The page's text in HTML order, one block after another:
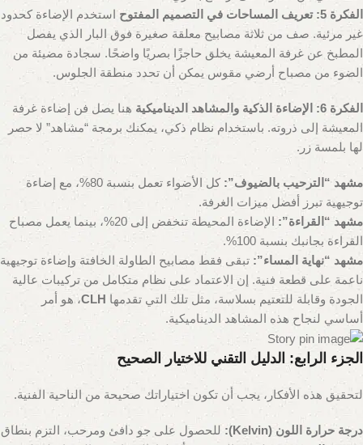
الفكرة 5: تعريف المساحات في التصميم المفتوح
استخدم الإضاءة كحدود
غير مرئية. صف من ثلاثة مصابيح معلقة صغيرة فوق البار الذي يفصل
المطبخ عن غرفة المعيشة يخلق حاجزًا بصريًا واضحًا. سجادة مضيئة من
الضوء من مصباح أرضي مقوس يمكن أن تحدد منطقة الجلوس.
الفكرة 6: الإضاءة الذكية والمشاهد الديناميكية
هنا يصل فن إضاءة غرفة
المعيشة إلى ذروته. باستخدام نظام ذكي، يمكنك برمجة “مشاهد” لا حصر
لها بلمسة زر.
مشهد “الترحيب بالضيوف”:
كل الأضواء تعمل بنسبة 80%، مع إضاءة
توجيهية تبرز أفضل ميزات الغرفة.
مشهد “القراءة”:
الإضاءة المحيطة تنخفض إلى 20%، بينما يعمل مصباح
القراءة بجانبك بنسبة 100%.
مشهد “نهاية المساء”: تبقى فقط مصابيح الطاولة الخافتة وإضاءة توجيهية
ناعمة على قطعة فنية. إن الاعتماد على نظام متكامل من تركيبات عالية
الجودة وقابلة للتعتيم بسلاسة، مثل تلك التي تقدمها CLH، هو أمر
أساسي لنجاح هذه المشاهد الديناميكية.
الجزء الرابع: الدليل التقني للاختيار الصحيح
لتحقيق هذه الأفكار، يجب أن تكون اختياراتك صحيحة من الناحية الفنية.
درجة حرارة اللون (Kelvin):
للحصول على جو دافئ ومرحب، التزم بنطاق